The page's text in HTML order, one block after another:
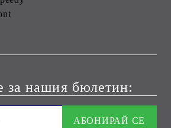
за нашия бюлетин: